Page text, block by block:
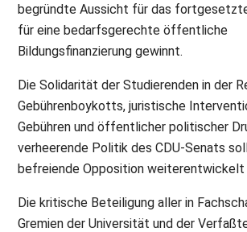
begründte Aussicht für das
für eine bedarfsgerechte öffentliche
Bildungsfinanzierung gewinnt.
Die Solidarität der Studierenden in der
Gebührenboykotts, juristische
Gebühren und öffentlicher politischer
verheerende Politik des CDU-Senats
befreiende Opposition weiterentwickelt
Die kritische Beteiligung aller in
Gremien der Universität und der